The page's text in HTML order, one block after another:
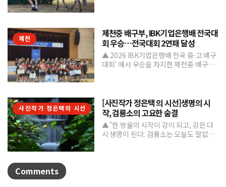
제천
제천중 배구부, IBK기업은행배 전국대
회 우승…전국대회 2연패 달성
▲ 2026 IBK기업은행배 전국 중·고 배구
대회' 에서 우승을 차지한 제천중 배구부.
사진작가 정은택의 시선
[사진작가 정은택 의 시선]생명의 시
작, 검룡소의 고요한 숨결
▲"한 방울의 시작이 강이 되고, 강은 다
시 생명이 된다. 검룡소는 오늘도 말없이
Comments